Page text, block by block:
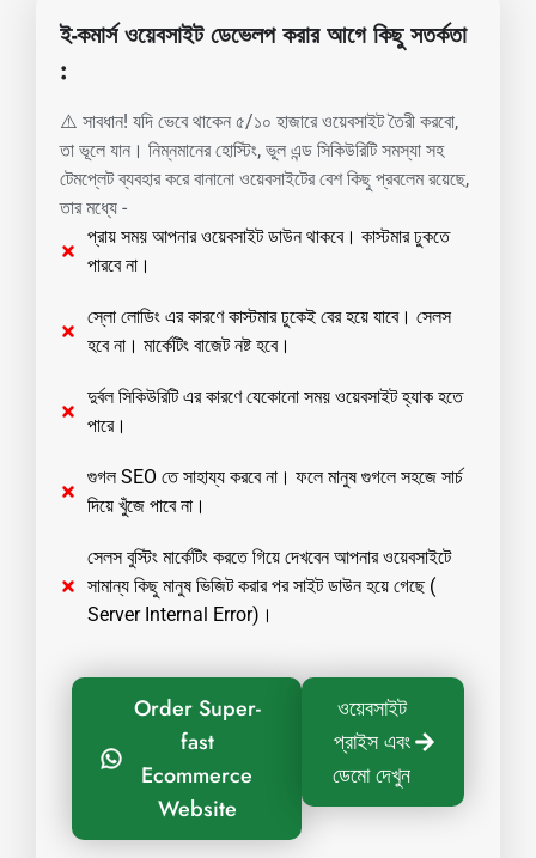
ই-কমার্স ওয়েবসাইট ডেভেলপ করার আগে কিছু সতর্কতা
:
⚠️ সাবধান! যদি ভেবে থাকেন ৫/১০ হাজারে ওয়েবসাইট তৈরী করবো,
তা ভূলে যান। নিম্নমানের হোস্টিং, ভুল এন্ড সিকিউরিটি সমস্যা সহ
টেমপ্লেট ব্যবহার করে বানানো ওয়েবসাইটের বেশ কিছু প্রবলেম রয়েছে,
তার মধ্যে -
প্রায় সময় আপনার ওয়েবসাইট ডাউন থাকবে। কাস্টমার ঢুকতে
পারবে না।
স্লো লোডিং এর কারণে কাস্টমার ঢুকেই বের হয়ে যাবে। সেলস
হবে না। মার্কেটিং বাজেট নষ্ট হবে।
দুর্বল সিকিউরিটি এর কারণে যেকোনো সময় ওয়েবসাইট হ্যাক হতে
পারে।
গুগল SEO তে সাহায্য করবে না। ফলে মানুষ গুগলে সহজে সার্চ
দিয়ে খুঁজে পাবে না।
সেলস বুস্টিং মার্কেটিং করতে গিয়ে দেখবেন আপনার ওয়েবসাইটে
সামান্য কিছু মানুষ ভিজিট করার পর সাইট ডাউন হয়ে গেছে (
Server Internal Error)।
Order Super-
fast
Ecommerce
Website
ওয়েবসাইট
প্রাইস এবং
ডেমো দেখুন